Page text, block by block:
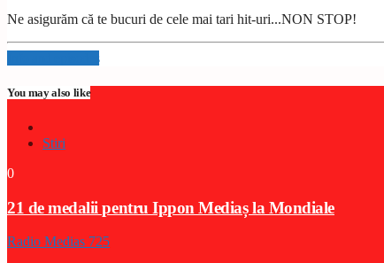
Ne asigurăm că te bucuri de cele mai tari hit-uri...NON STOP!
Info and episodes
You may also like
Stiri
0
21 de medalii pentru Ippon Mediaș la Mondiale
Radio Medias 725